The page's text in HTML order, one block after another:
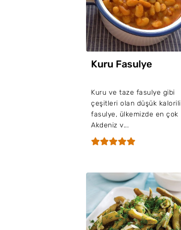
Kuru Fasulye
Kuru ve taze fasulye gibi
çeşitleri olan düşük kalorili
fasulye, ülkemizde en çok
Akdeniz v...